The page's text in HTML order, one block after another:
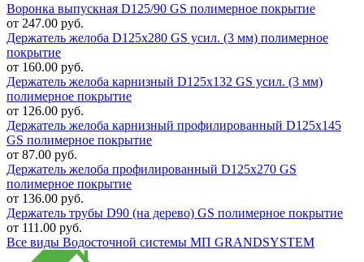
Воронка выпускная D125/90 GS полимерное покрытие
от 247.00 руб.
Держатель желоба D125х280 GS усил. (3 мм) полимерное
покрытие
от 160.00 руб.
Держатель желоба карнизный D125х132 GS усил. (3 мм)
полимерное покрытие
от 126.00 руб.
Держатель желоба карнизный профилированный D125х145
GS полимерное покрытие
от 87.00 руб.
Держатель желоба профилированный D125х270 GS
полимерное покрытие
от 136.00 руб.
Держатель трубы D90 (на дерево) GS полимерное покрытие
от 111.00 руб.
Все виды Водосточной системы МП GRANDSYSTEM